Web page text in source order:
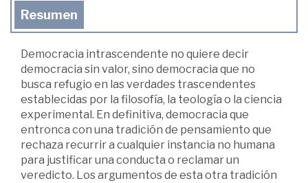
Resumen
Democracia intrascendente no quiere decir
democracia sin valor, sino democracia que no
busca refugio en las verdades trascendentes
establecidas por la filosofía, la teología o la ciencia
experimental. En definitiva, democracia que
entronca con una tradición de pensamiento que
rechaza recurrir a cualquier instancia no humana
para justificar una conducta o reclamar un
veredicto. Los argumentos de esta otra tradición